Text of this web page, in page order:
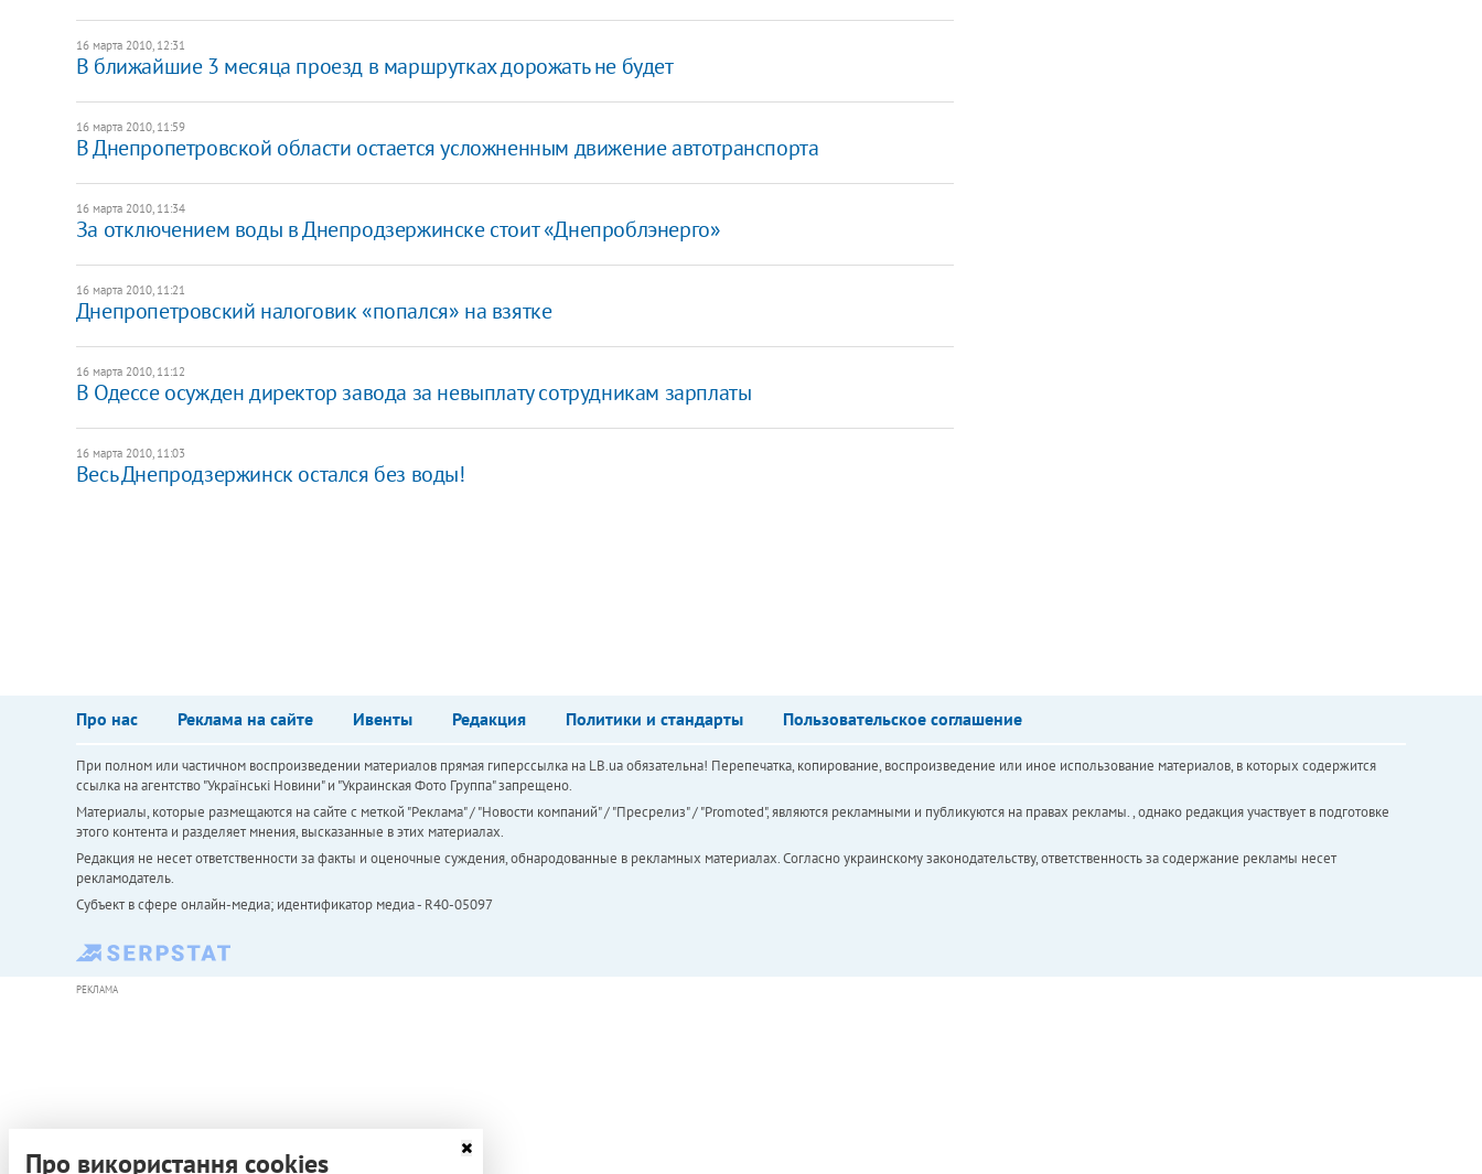
16 марта 2010, 12:31
В ближайшие 3 месяца проезд в маршрутках дорожать не будет
16 марта 2010, 11:59
В Днепропетровской области остается усложненным движение автотранспорта
16 марта 2010, 11:34
За отключением воды в Днепродзержинске стоит «Днепроблэнерго»
16 марта 2010, 11:21
Днепропетровский налоговик «попался» на взятке
16 марта 2010, 11:12
В Одессе осужден директор завода за невыплату сотрудникам зарплаты
16 марта 2010, 11:03
Весь Днепродзержинск остался без воды!
Про нас Реклама на сайте Ивенты Редакция Политики и стандарты Пользовательское соглашение
При полном или частичном воспроизведении материалов прямая гиперссылка на LB.ua обязательна! Перепечатка, копирование, воспроизведение или иное использование материалов, в которых содержится
ссылка на агентство "Українськi Новини" и "Украинская Фото Группа" запрещено.
Материалы, которые размещаются на сайте с меткой "Реклама" / "Новости компаний" / "Пресрелиз" / "Promoted", являются рекламными и публикуются на правах рекламы. , однако редакция участвует в подготовке
этого контента и разделяет мнения, высказанные в этих материалах.
Редакция не несет ответственности за факты и оценочные суждения, обнародованные в рекламных материалах. Согласно украинскому законодательству, ответственность за содержание рекламы несет
рекламодатель.
Субъект в сфере онлайн-медиа; идентификатор медиа - R40-05097
РЕКЛАМА
Про використання cookies